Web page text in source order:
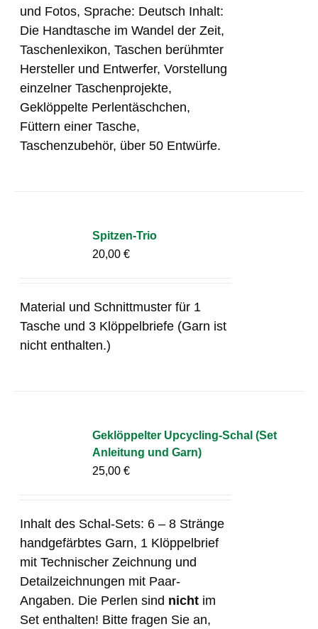
und Fotos, Sprache: Deutsch Inhalt:
Die Handtasche im Wandel der Zeit,
Taschenlexikon, Taschen berühmter
Hersteller und Entwerfer, Vorstellung
einzelner Taschenprojekte,
Geklöppelte Perlentäschchen,
Füttern einer Tasche,
Taschenzubehör, über 50 Entwürfe.
Spitzen-Trio
20,00€
Material und Schnittmuster für 1
Tasche und 3 Klöppelbriefe (Garn ist
nicht enthalten.)
Geklöppelter Upcycling-Schal (Set
Anleitung und Garn)
25,00€
Inhalt des Schal-Sets: 6 – 8 Stränge
handgefärbtes Garn, 1 Klöppelbrief
mit Technischer Zeichnung und
Detailzeichnungen mit Paar-
Angaben. Die Perlen sind nicht im
Set enthalten! Bitte fragen Sie an,